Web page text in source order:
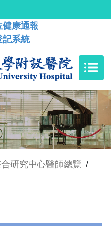
健康通報
記系統
合研究中心醫師總覽 /